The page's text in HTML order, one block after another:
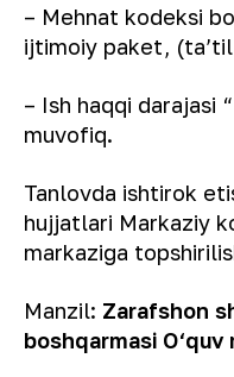
– Mehnat kodeksi
ijtimoiy paket,
– Ish haqqi darajasi
muvofiq.
Tanlovda ishtirok
hujjatlari Markaziy
markaziga
Manzil: Zarafshon
boshqarmasi O‘quv